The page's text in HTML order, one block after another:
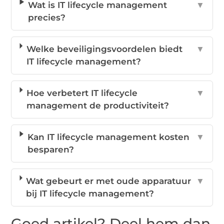
Wat is IT lifecycle management
precies?
▼
Welke beveiligingsvoordelen biedt
IT lifecycle management?
▼
Hoe verbetert IT lifecycle
management de productiviteit?
▼
Kan IT lifecycle management kosten
besparen?
▼
Wat gebeurt er met oude apparatuur
bij IT lifecycle management?
▼